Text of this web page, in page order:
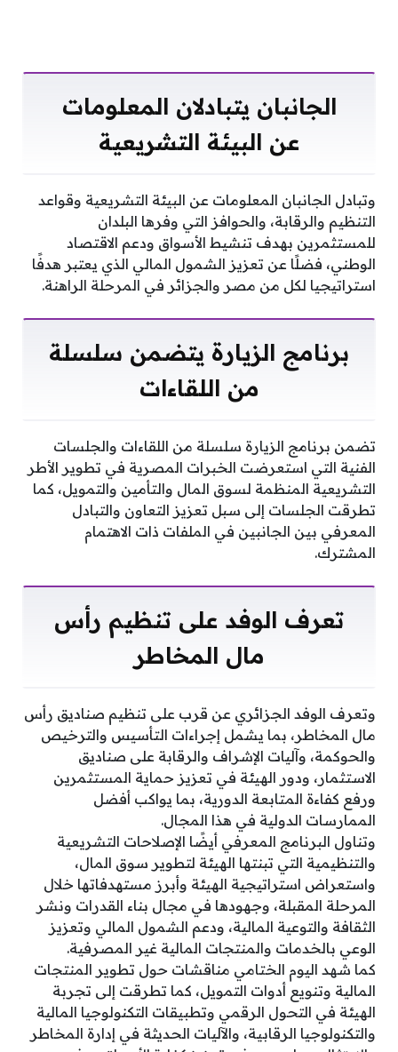
الجانبان يتبادلان المعلومات
عن البيئة التشريعية
وتبادل الجانبان المعلومات عن البيئة التشريعية وقواعد
التنظيم والرقابة، والحوافز التي وفرها البلدان
للمستثمرين بهدف تنشيط الأسواق ودعم الاقتصاد
الوطني، فضلًا عن تعزيز الشمول المالي الذي يعتبر هدفًا
استراتيجيا لكل من مصر والجزائر في المرحلة الراهنة.
برنامج الزيارة يتضمن سلسلة
من اللقاءات
تضمن برنامج الزيارة سلسلة من اللقاءات والجلسات
الفنية التي استعرضت الخبرات المصرية في تطوير الأطر
التشريعية المنظمة لسوق المال والتأمين والتمويل، كما
تطرقت الجلسات إلى سبل تعزيز التعاون والتبادل
المعرفي بين الجانبين في الملفات ذات الاهتمام
المشترك.
تعرف الوفد على تنظيم رأس
مال المخاطر
وتعرف الوفد الجزائري عن قرب على تنظيم صناديق رأس
مال المخاطر، بما يشمل إجراءات التأسيس والترخيص
والحوكمة، وآليات الإشراف والرقابة على صناديق
الاستثمار، ودور الهيئة في تعزيز حماية المستثمرين
ورفع كفاءة المتابعة الدورية، بما يواكب أفضل
الممارسات الدولية في هذا المجال.
وتناول البرنامج المعرفي أيضًا الإصلاحات التشريعية
والتنظيمية التي تبنتها الهيئة لتطوير سوق المال،
واستعراض استراتيجية الهيئة وأبرز مستهدفاتها خلال
المرحلة المقبلة، وجهودها في مجال بناء القدرات ونشر
الثقافة والتوعية المالية، ودعم الشمول المالي وتعزيز
الوعي بالخدمات والمنتجات المالية غير المصرفية.
كما شهد اليوم الختامي مناقشات حول تطوير المنتجات
المالية وتنويع أدوات التمويل، كما تطرقت إلى تجربة
الهيئة في التحول الرقمي وتطبيقات التكنولوجيا المالية
والتكنولوجيا الرقابية، والآليات الحديثة في إدارة المخاطر